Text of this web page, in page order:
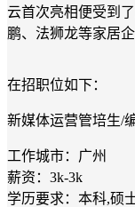
云首次亮相便受到
鹏、法狮龙等家居
在招职位如下：
新媒体运营管培生/
工作城市：广州
薪资：3k-3k
学历要求：本科,硕